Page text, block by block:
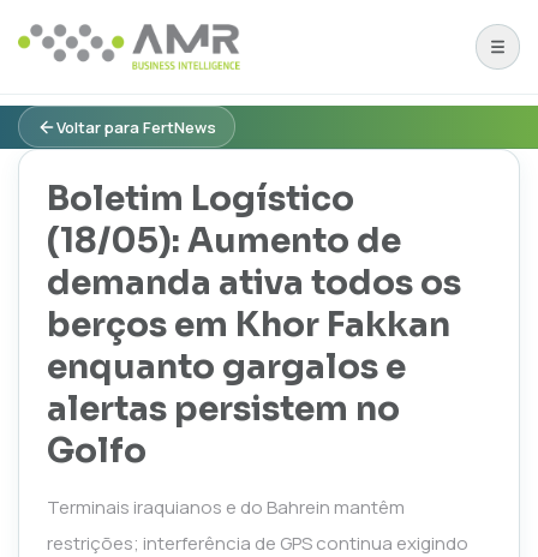
Voltar para FertNews
Boletim Logístico
(18/05): Aumento de
demanda ativa todos os
berços em Khor Fakkan
enquanto gargalos e
alertas persistem no
Golfo
Terminais iraquianos e do Bahrein mantêm
restrições; interferência de GPS continua exigindo